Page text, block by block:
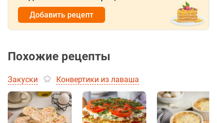
Добавить рецепт
Похожие рецепты
Закуски Конвертики из лаваша